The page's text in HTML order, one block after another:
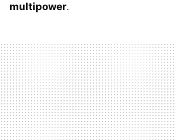
multipower.